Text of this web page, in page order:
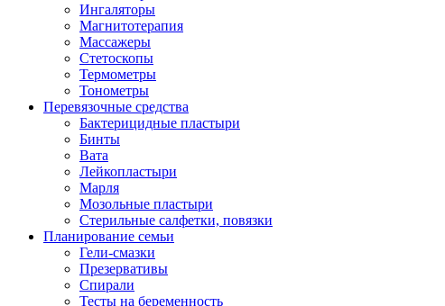
Ингаляторы
Магнитотерапия
Массажеры
Стетоскопы
Термометры
Тонометры
Перевязочные средства
Бактерицидные пластыри
Бинты
Вата
Лейкопластыри
Марля
Мозольные пластыри
Стерильные салфетки, повязки
Планирование семьи
Гели-смазки
Презервативы
Спирали
Тесты на беременность